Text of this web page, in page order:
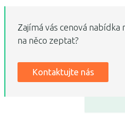
Zajímá vás cenová nabídka
na něco zeptat?
Kontaktujte nás